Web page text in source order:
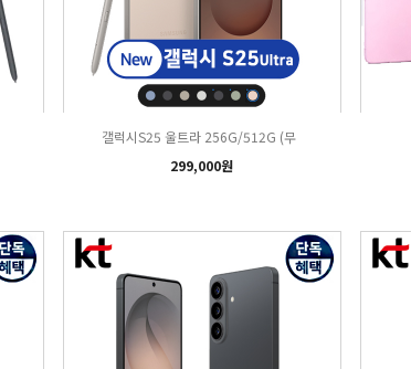
갤럭시S25 울트라 256G/512G (무
299,000원